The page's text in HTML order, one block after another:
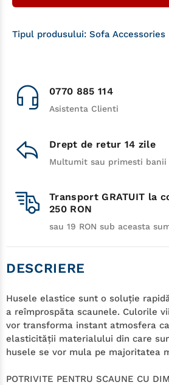
Tipul produsului: Sofa Accessories
0770 885 114
Asistenta Clienti
Drept de retur 14 zile
Multumit sau primesti banii
Transport GRATUIT la
250 RON
sau 19 RON sub aceasta
DESCRIERE
Husele elastice sunt o soluţie
a reîmprospăta scaunele. Culorile
vor transforma instant atmosfera
elasticităţii materialului din care
husele se vor mula pe majoritatea
POTRIVITE PENTRU SCAUNE CU